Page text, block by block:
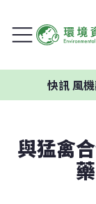
風機離聚
與猛禽